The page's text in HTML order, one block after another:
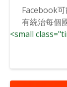
Facebook
有統治每個
<small